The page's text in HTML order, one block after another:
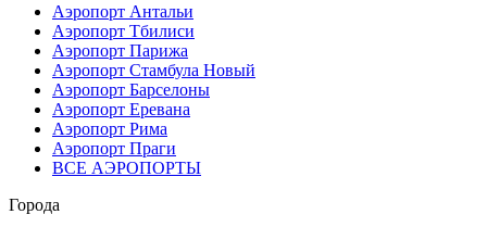
Аэропорт Антальи
Аэропорт Тбилиси
Аэропорт Парижа
Аэропорт Стамбула Новый
Аэропорт Барселоны
Аэропорт Еревана
Аэропорт Рима
Аэропорт Праги
ВСЕ АЭРОПОРТЫ
Города